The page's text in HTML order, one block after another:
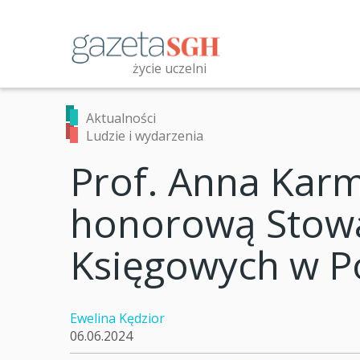
życie uczelni
Przeszukaj witrynę
Aktualności
Ludzie i wydarzenia
Prof. Anna
honorową
Księgowych w
Ewelina Kędzior
06.06.2024